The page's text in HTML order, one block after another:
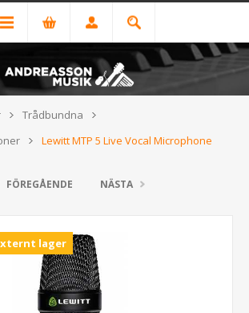
Trådbundna
Lewitt MTP 5 Live Vocal Microphone
FÖREGÅENDE NÄSTA
lager